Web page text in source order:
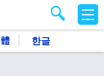
한글
M
E